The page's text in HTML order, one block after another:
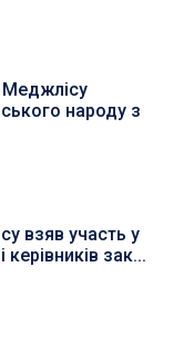
Меджлісу
народу з
взяв участь у
керівників зак...